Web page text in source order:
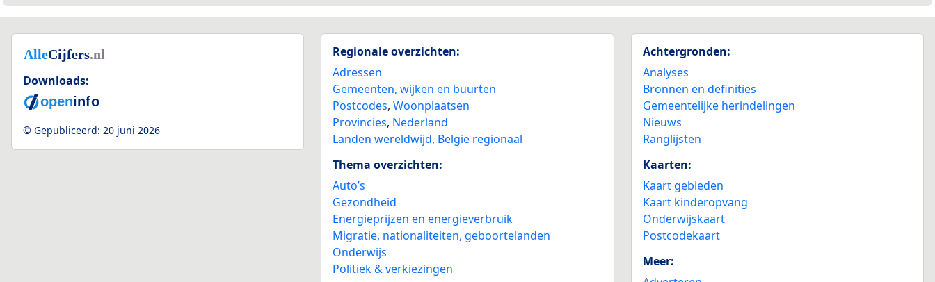
Downloads:
© Gepubliceerd: 20 juni 2026
Regionale overzichten:
Adressen
Gemeenten, wijken en buurten
Postcodes,Woonplaatsen
Provincies, Nederland
Landen wereldwijd, België regionaal
Thema overzichten:
Auto’s
Gezondheid
Energieprijzen en energieverbruik
Migratie, nationaliteiten, geboortelanden
Onderwijs
Politiek & verkiezingen
Achtergronden:
Analyses
Bronnen en definities
Gemeentelijke herindelingen
Nieuws
Ranglijsten
Kaarten:
Kaart gebieden
Kaart kinderopvang
Onderwijskaart
Postcodekaart
Meer: